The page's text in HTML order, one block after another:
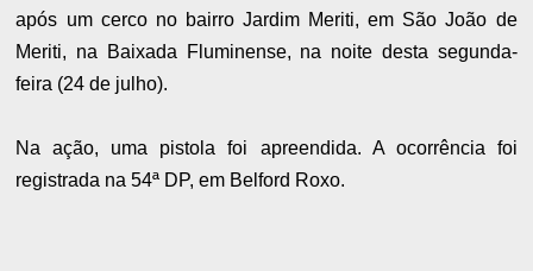
após um cerco no bairro Jardim Meriti, em São João de
Meriti, na Baixada Fluminense, na noite desta segunda-
feira (24 de julho).
Na ação, uma pistola foi apreendida. A ocorrência foi
registrada na 54ª DP, em Belford Roxo.